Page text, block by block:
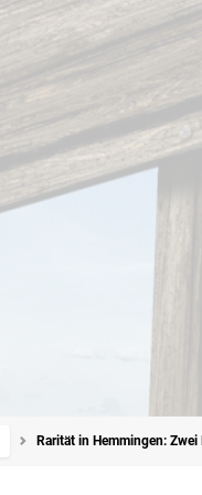
Rarität in Hemmingen: